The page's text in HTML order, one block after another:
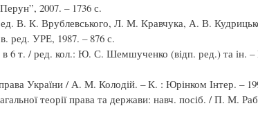
2007. – 1736 с.
В. К. Врублевського, Л. М. Кравчука, А. В.
ред. УРЕ, 1987. – 876 с.
6 т. / ред. кол.: Ю. С. Шемшученко (відп. ред.) та ін. –
України / А. М. Колодій. – К. : Юрінком Інтер. –
теорії права та держави: навч. посіб. / П. М.